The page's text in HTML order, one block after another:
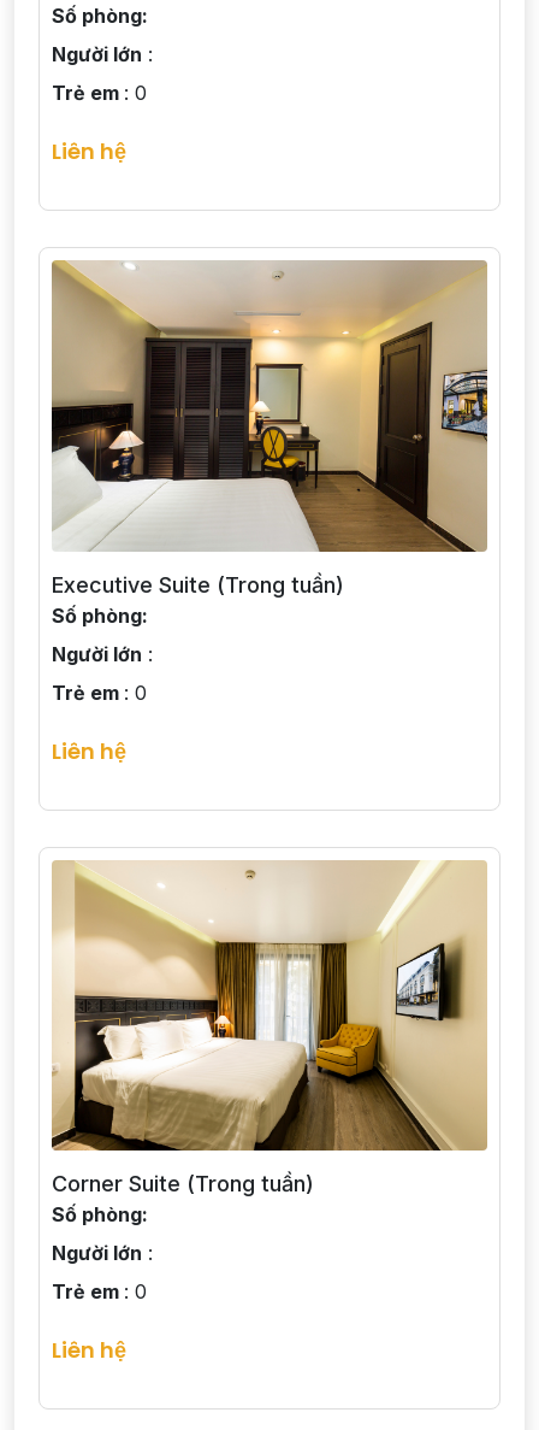
Số phòng:
Người lớn :
Trẻ em : 0
Liên hệ
Executive Suite (Trong tuần)
Số phòng:
Người lớn :
Trẻ em : 0
Liên hệ
Corner Suite (Trong tuần)
Số phòng:
Người lớn :
Trẻ em : 0
Liên hệ